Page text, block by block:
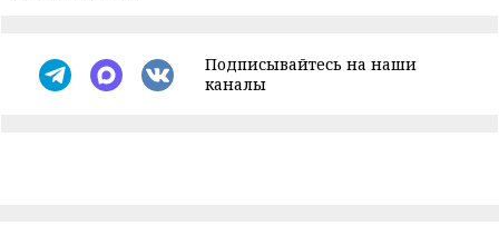
Подписывайтесь на наши
каналы